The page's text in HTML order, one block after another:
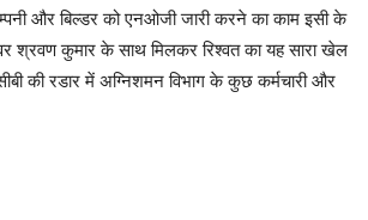
और बिल्डर को एनओजी जारी करने का काम इसी के
श्रवण कुमार के साथ मिलकर रिश्वत का यह सारा खेल
की रडार में अग्निशमन विभाग के कुछ कर्मचारी और